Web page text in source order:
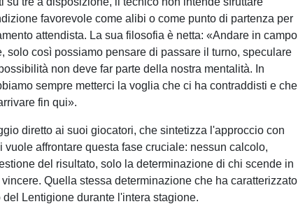
favorevole come alibi o come punto di partenza per
attendista. La sua filosofia è netta: «Andare in campo
solo così possiamo pensare di passare il turno, speculare
non deve far parte della nostra mentalità. In
sempre metterci la voglia che ci ha contraddisti e che
fin qui».
diretto ai suoi giocatori, che sintetizza l'approccio con
vuole affrontare questa fase cruciale: nessun calcolo,
del risultato, solo la determinazione di chi scende in
Quella stessa determinazione che ha caratterizzato
del Lentigione durante l'intera stagione.